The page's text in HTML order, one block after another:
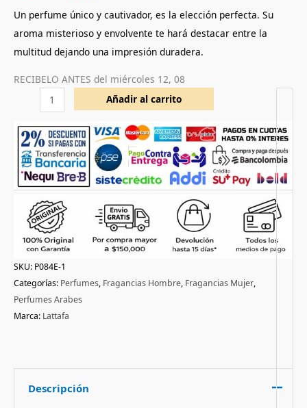
Un perfume único y cautivador, es la elección perfecta. Su
aroma misterioso y envolvente te hará destacar entre la
multitud dejando una impresión duradera.
RECIBELO ANTES del miércoles 12, 08
Añadir al carrito
SKU: P084E-1
Categorías: Perfumes, Fragancias Hombre, Fragancias Mujer,
Perfumes Arabes
Marca: Lattafa
Descripción